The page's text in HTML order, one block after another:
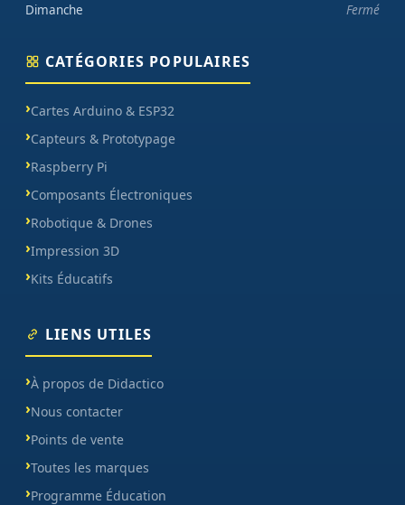
Dimanche
Fermé
CATÉGORIES POPULAIRES
Cartes Arduino & ESP32
Capteurs & Prototypage
Raspberry Pi
Composants Électroniques
Robotique & Drones
Impression 3D
Kits Éducatifs
LIENS UTILES
À propos de Didactico
Nous contacter
Points de vente
Toutes les marques
Programme Éducation